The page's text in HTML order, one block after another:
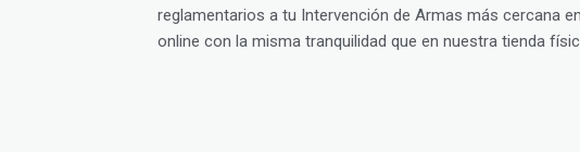
reglamentarios a tu Intervención de Armas más cercana
online con la misma tranquilidad que en nuestra tienda